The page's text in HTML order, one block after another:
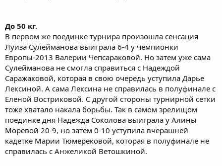
До 50 кг.
В первом же поединке турнира произошла сенсация
Луиза Сулейманова выиграла 6-4 у чемпионки
Европы-2013 Валерии Чепсараковой. Но затем уже сама
Сулейманова не смогла справиться с Надеждой
Саражаковой, которая в свою очередь уступила Дарье
Лексиной. А сама Лексина не справилась в полуфинале с
Еленой Востриковой. С другой стороны турнирной сетки
тоже хватало накала борьбы. Так в самом зрелищом
поединке дня Надежда Соколова выиграла у Алины
Моревой 20-9, но затем 0-10 уступила вчерашней
кадетке Марии Тюмерековой, которая в полуфинале не
справилась с Анжеликой Ветошкиной.